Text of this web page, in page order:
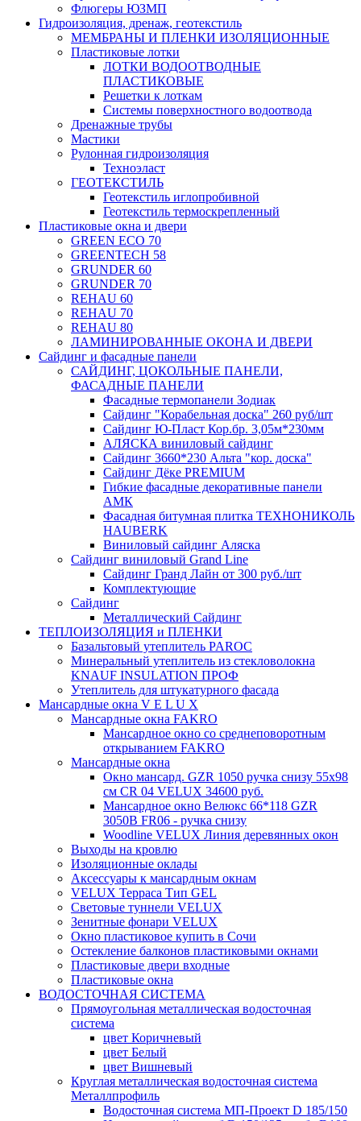
Флюгеры ЮЗМП
Гидроизоляция, дренаж, геотекстиль
МЕМБРАНЫ И ПЛЕНКИ ИЗОЛЯЦИОННЫЕ
Пластиковые лотки
ЛОТКИ ВОДООТВОДНЫЕ
ПЛАСТИКОВЫЕ
Решетки к лоткам
Системы поверхностного водоотвода
Дренажные трубы
Мастики
Рулонная гидроизоляция
Техноэласт
ГЕОТЕКСТИЛЬ
Геотекстиль иглопробивной
Геотекстиль термоскрепленный
Пластиковые окна и двери
GREEN ECO 70
GREENTECH 58
GRUNDER 60
GRUNDER 70
REHAU 60
REHAU 70
REHAU 80
ЛАМИНИРОВАННЫЕ ОКОНА И ДВЕРИ
Сайдинг и фасадные панели
САЙДИНГ, ЦОКОЛЬНЫЕ ПАНЕЛИ,
ФАСАДНЫЕ ПАНЕЛИ
Фасадные термопанели Зодиак
Сайдинг "Корабельная доска" 260 руб/шт
Сайдинг Ю-Пласт Кор.бр. 3,05м*230мм
АЛЯСКА виниловый сайдинг
Сайдинг 3660*230 Альта "кор. доска"
Сайдинг Дёке PREMIUM
Гибкие фасадные декоративные панели
АМК
Фасадная битумная плитка ТЕХНОНИКОЛЬ
HAUBERK
Виниловый сайдинг Аляска
Сайдинг виниловый Grand Line
Сайдинг Гранд Лайн от 300 руб./шт
Комплектующие
Сайдинг
Металлический Сайдинг
ТЕПЛОИЗОЛЯЦИЯ и ПЛЕНКИ
Базальтовый утеплитель PAROC
Минеральный утеплитель из стекловолокна
KNAUF INSULATION ПРОФ
Утеплитель для штукатурного фасада
Мансардные окна V E L U X
Мансардные окна FAKRO
Мансардное окно со среднеповоротным
открыванием FAKRO
Мансардные окна
Окно мансард. GZR 1050 ручка снизу 55х98
см CR 04 VELUX 34600 руб.
Мансардное окно Велюкс 66*118 GZR
3050B FR06 - ручка снизу
Woodline VELUX Линия деревянных окон
Выходы на кровлю
Изоляционные оклады
Аксессуары к мансардным окнам
VELUX Терраса Тип GEL
Световые туннели VELUX
Зенитные фонари VELUX
Окно пластиковое купить в Сочи
Остекление балконов пластиковыми окнами
Пластиковые двери входные
Пластиковые окна
ВОДОСТОЧНАЯ СИСТЕМА
Прямоугольная металлическая водосточная
система
цвет Коричневый
цвет Белый
цвет Вишневый
Круглая металлическая водосточная система
Металлпрофиль
Водосточная система МП-Проект D 185/150